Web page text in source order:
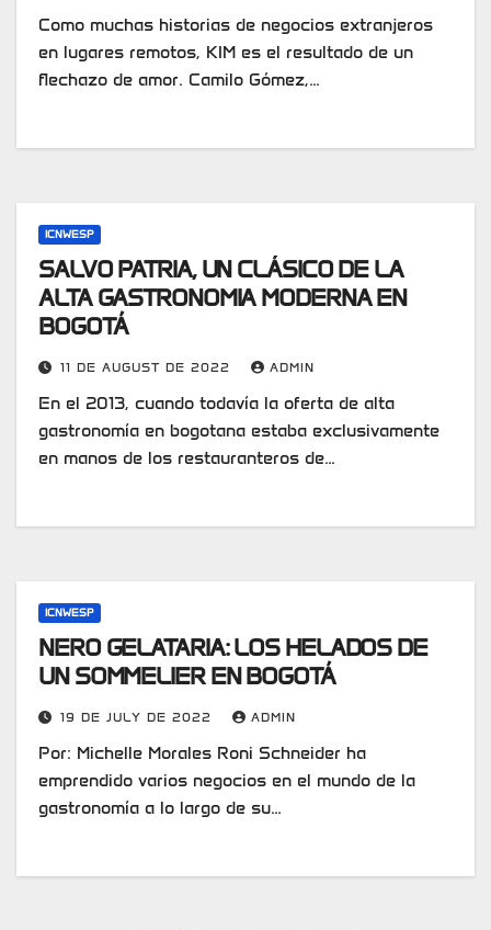
Como muchas historias de negocios extranjeros
en lugares remotos, KIM es el resultado de un
flechazo de amor. Camilo Gómez,…
ICNWESP
SALVO PATRIA, UN CLÁSICO DE LA
ALTA GASTRONOMIA MODERNA EN
BOGOTÁ
11 DE AUGUST DE 2022 ADMIN
En el 2013, cuando todavía la oferta de alta
gastronomía en bogotana estaba exclusivamente
en manos de los restauranteros de…
ICNWESP
NERO GELATARIA: LOS HELADOS DE
UN SOMMELIER EN BOGOTÁ
19 DE JULY DE 2022 ADMIN
Por: Michelle Morales Roni Schneider ha
emprendido varios negocios en el mundo de la
gastronomía a lo largo de su…